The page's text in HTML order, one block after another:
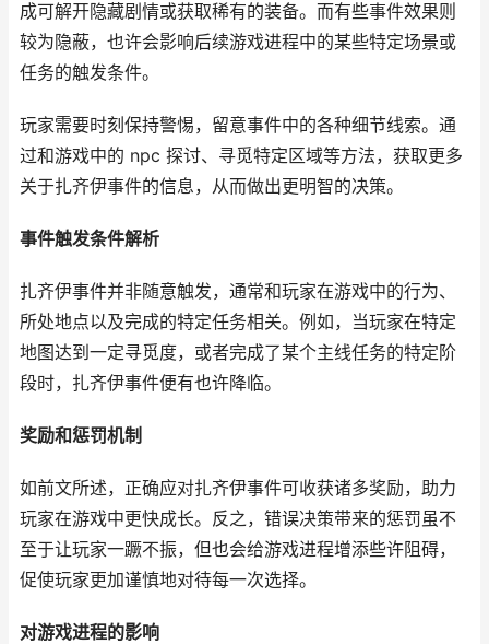
成可解开隐藏剧情或获取稀有的装备。而有些事件效果则
较为隐蔽，也许会影响后续游戏进程中的某些特定场景或
任务的触发条件。
玩家需要时刻保持警惕，留意事件中的各种细节线索。通
过和游戏中的 npc 探讨、寻觅特定区域等方法，获取更多
关于扎齐伊事件的信息，从而做出更明智的决策。
事件触发条件解析
扎齐伊事件并非随意触发，通常和玩家在游戏中的行为、
所处地点以及完成的特定任务相关。例如，当玩家在特定
地图达到一定寻觅度，或者完成了某个主线任务的特定阶
段时，扎齐伊事件便有也许降临。
奖励和惩罚机制
如前文所述，正确应对扎齐伊事件可收获诸多奖励，助力
玩家在游戏中更快成长。反之，错误决策带来的惩罚虽不
至于让玩家一蹶不振，但也会给游戏进程增添些许阻碍，
促使玩家更加谨慎地对待每一次选择。
对游戏进程的影响